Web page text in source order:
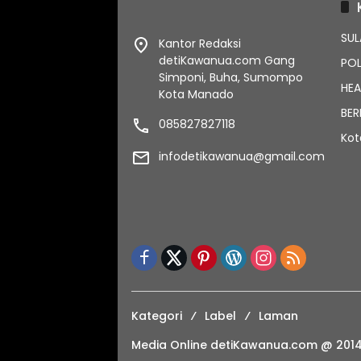
Kantor Redaksi
detiKawanua.com Gang
Simponi, Buha, Sumompo
Kota Manado
085827827118
infodetikawanua@gmail.com
Kategori Label
Laman
Media Online detiKawanua.com @